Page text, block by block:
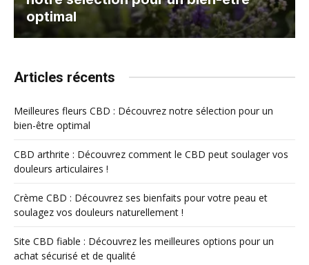
optimal
Articles récents
Meilleures fleurs CBD : Découvrez notre sélection pour un
bien-être optimal
CBD arthrite : Découvrez comment le CBD peut soulager vos
douleurs articulaires !
Crème CBD : Découvrez ses bienfaits pour votre peau et
soulagez vos douleurs naturellement !
Site CBD fiable : Découvrez les meilleures options pour un
achat sécurisé et de qualité